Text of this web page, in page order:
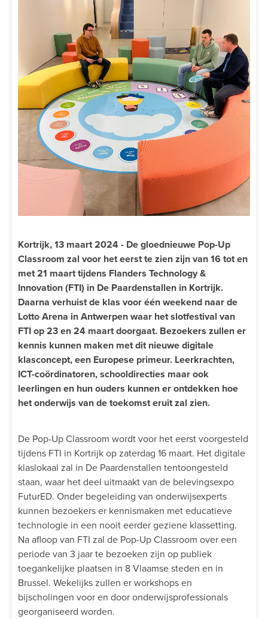
Kortrijk, 13 maart 2024 - De gloednieuwe Pop-Up
Classroom zal voor het eerst te zien zijn van 16 tot en
met 21 maart tijdens Flanders Technology &
Innovation (FTI) in De Paardenstallen in Kortrijk.
Daarna verhuist de klas voor één weekend naar de
Lotto Arena in Antwerpen waar het slotfestival van
FTI op 23 en 24 maart doorgaat. Bezoekers zullen er
kennis kunnen maken met dit nieuwe digitale
klasconcept, een Europese primeur. Leerkrachten,
ICT-coördinatoren, schooldirecties maar ook
leerlingen en hun ouders kunnen er ontdekken hoe
het onderwijs van de toekomst eruit zal zien.
De Pop-Up Classroom wordt voor het eerst voorgesteld
tijdens FTI in Kortrijk op zaterdag 16 maart. Het digitale
klaslokaal zal in De Paardenstallen tentoongesteld
staan, waar het deel uitmaakt van de belevingsexpo
FuturED. Onder begeleiding van onderwijsexperts
kunnen bezoekers er kennismaken met educatieve
technologie in een nooit eerder geziene klassetting.
Na afloop van FTI zal de Pop-Up Classroom over een
periode van 3 jaar te bezoeken zijn op publiek
toegankelijke plaatsen in 8 Vlaamse steden en in
Brussel. Wekelijks zullen er workshops en
bijscholingen voor en door onderwijsprofessionals
georganiseerd worden.